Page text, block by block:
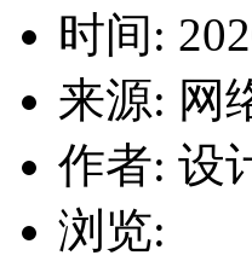
时间:
来源: 网
作者: 设
浏览: